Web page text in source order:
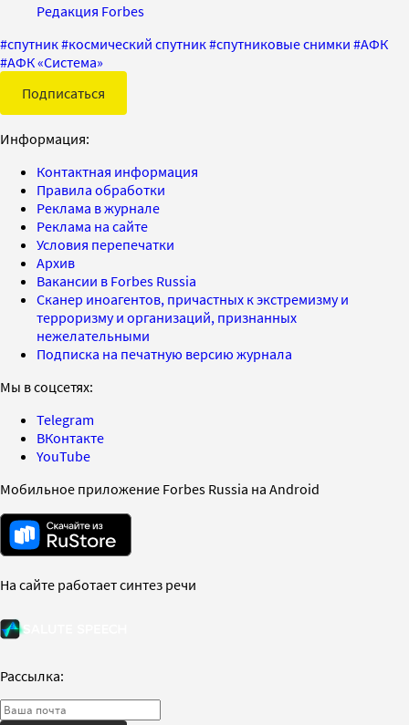
Редакция Forbes
#спутник#космический спутник#спутниковые снимки #АФК
#АФК «Система»
Подписаться
Информация:
Контактная информация
Правила обработки
Реклама в журнале
Реклама на сайте
Условия перепечатки
Архив
Вакансии в Forbes Russia
Сканер иноагентов, причастных к экстремизму и
терроризму и организаций, признанных
нежелательными
Подписка на печатную версию журнала
Мы в соцсетях:
Telegram
ВКонтакте
YouTube
Мобильное приложение Forbes Russia на Android
На сайте работает синтез речи
Рассылка: